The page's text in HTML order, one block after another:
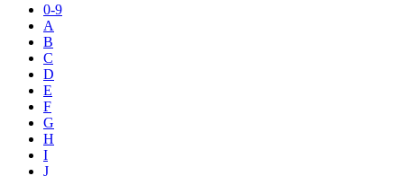
0-9
A
B
C
D
E
F
G
H
I
J